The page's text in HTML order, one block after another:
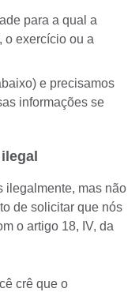
para a qual a
o exercício ou a
e precisamos
informações se
ilegalmente, mas não
de solicitar que nós
o artigo 18, IV, da
crê que o